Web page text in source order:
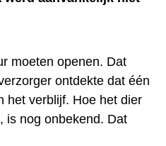
moeten openen. Dat
ontdekte dat één
het verblijf. Hoe het dier
is nog onbekend. Dat